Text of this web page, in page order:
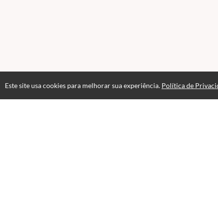
Este site usa cookies para melhorar sua experiência. Política de